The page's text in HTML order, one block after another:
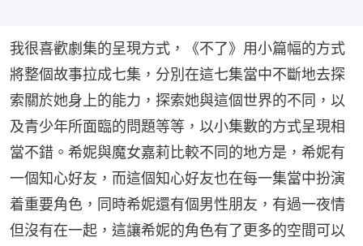
我很喜歡劇集的呈現方式，《不了》用小篇幅的方式
將整個故事拉成七集，分別在這七集當中不斷地去探
索關於她身上的能力，探索她與這個世界的不同，以
及青少年所面臨的問題等等，以小集數的方式呈現相
當不錯。希妮與魔女嘉莉比較不同的地方是，希妮有
一個知心好友，而這個知心好友也在每一集當中扮演
着重要角色，同時希妮還有個男性朋友，有過一夜情
但沒有在一起，這讓希妮的角色有了更多的空間可以